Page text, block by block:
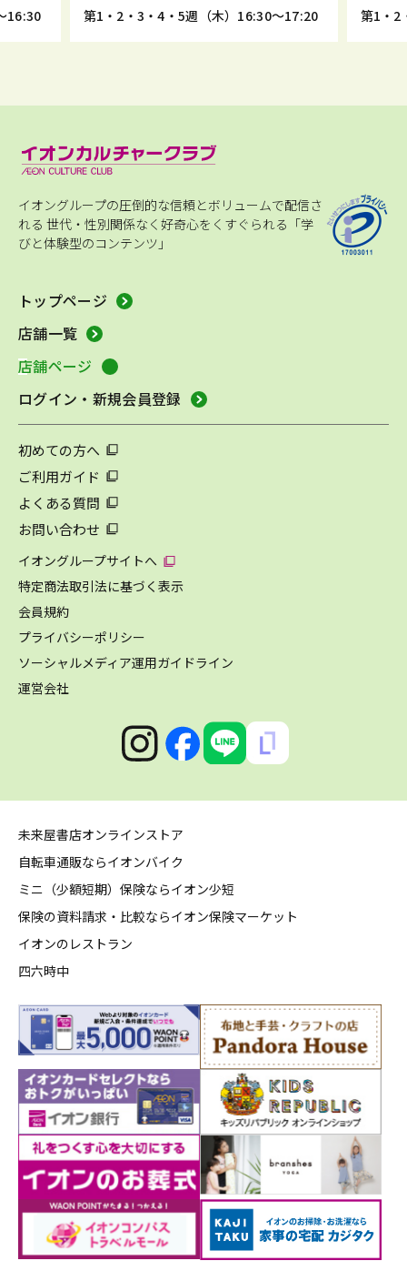
16:30
第1・2・3・4・5週（木）16:30～17:20
第1・2
イオングループの圧倒的な信頼とボリュームで配信さ
れる 世代・性別関係なく好奇心をくすぐられる「学
びと体験型のコンテンツ」
トップページ
店舗一覧
店舗ページ
ログイン・新規会員登録
初めての方へ
ご利用ガイド
よくある質問
お問い合わせ
イオングループサイトへ
特定商法取引法に基づく表示
会員規約
プライバシーポリシー
ソーシャルメディア運用ガイドライン
運営会社
未来屋書店オンラインストア
自転車通販ならイオンバイク
ミニ（少額短期）保険ならイオン少短
保険の資料請求・比較ならイオン保険マーケット
イオンのレストラン
四六時中